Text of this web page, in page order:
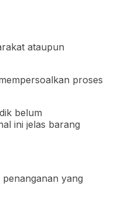
ataupun
proses
belum
ini jelas barang
yang